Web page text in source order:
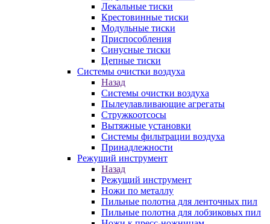
Лекальные тиски
Крестовинные тиски
Модульные тиски
Приспособления
Синусные тиски
Цепные тиски
Системы очистки воздуха
Назад
Системы очистки воздуха
Пылеулавливающие агрегаты
Стружкоотсосы
Вытяжные установки
Системы фильтрации воздуха
Принадлежности
Режущий инструмент
Назад
Режущий инструмент
Ножи по металлу
Пильные полотна для ленточных пил
Пильные полотна для лобзиковых пил